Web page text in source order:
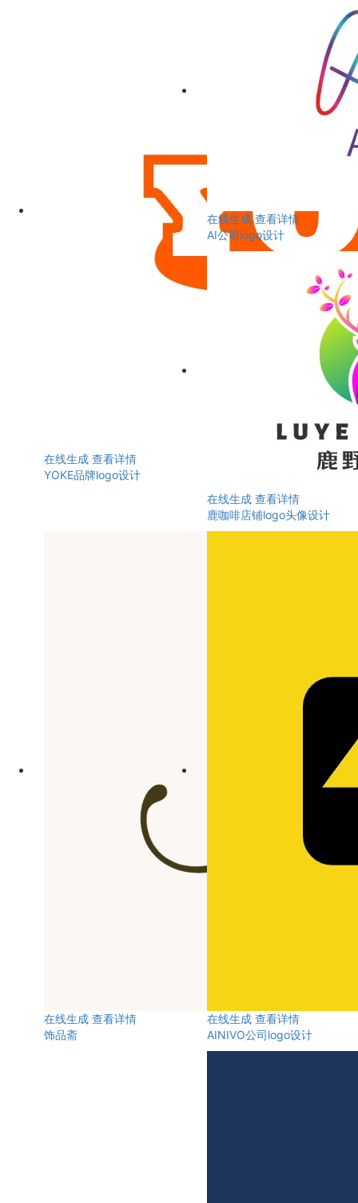
在线生成 查看详情
YOKE品牌logo设计
在线生成 查看详情
AI公司logo设计
在线生成 查看详情
鹿咖啡店铺logo头像设计
在线生成 查看详情
饰品斋
在线生成 查看详情
AINIVO公司logo设计